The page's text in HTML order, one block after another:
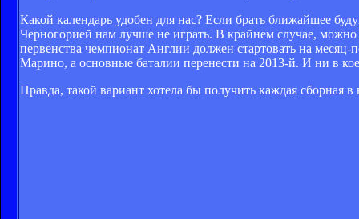
Какой календарь удобен для нас? Если брать ближайшее
Черногорией нам лучше не играть. В крайнем случае, можно
первенства чемпионат Англии должен стартовать на
Марино, а основные баталии перенести на 2013-й. И ни в
Правда, такой вариант хотела бы получить каждая сборная